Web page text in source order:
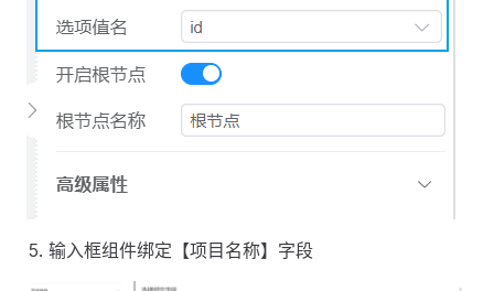
输入框组件绑定【项目名称】字段